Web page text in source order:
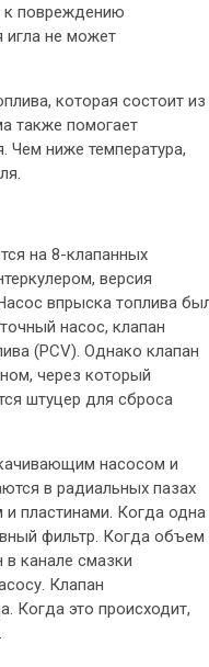
к повреждению
игла не может
которая состоит из
также помогает
Чем ниже температура,
на 8-клапанных
версия
впрыска топлива
насос, клапан
(PCV). Однако клапан
через который
штуцер для сброса
насосом и
в радиальных пазах
пластинами. Когда одна
фильтр. Когда объем
в канале смазки
Клапан
Когда это происходит,